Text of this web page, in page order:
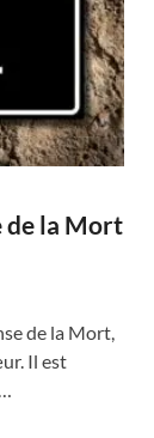
de la Mort
de la Mort,
Il est